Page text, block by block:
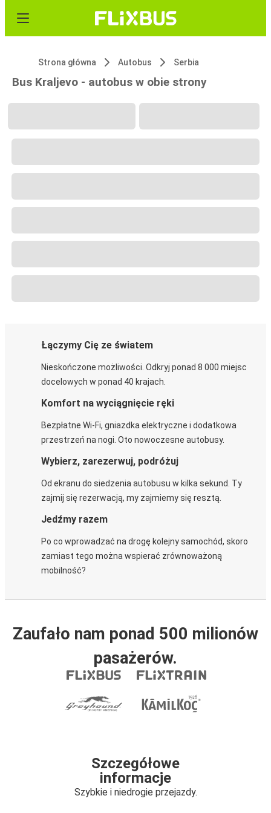
Strona główna Autobus Serbia
Bus Kraljevo - autobus w obie strony
Łączymy Cię ze światem
Nieskończone możliwości. Odkryj ponad 8 000 miejsc
docelowych w ponad 40 krajach.
Komfort na wyciągnięcie ręki
Bezpłatne Wi-Fi, gniazdka elektryczne i dodatkowa
przestrzeń na nogi. Oto nowoczesne autobusy.
Wybierz, zarezerwuj, podróżuj
Od ekranu do siedzenia autobusu w kilka sekund. Ty
zajmij się rezerwacją, my zajmiemy się resztą.
Jedźmy razem
Po co wprowadzać na drogę kolejny samochód, skoro
zamiast tego można wspierać zrównoważoną
mobilność?
Zaufało nam ponad 500 milionów
pasażerów.
Szczegółowe
informacje
Szybkie i niedrogie przejazdy.